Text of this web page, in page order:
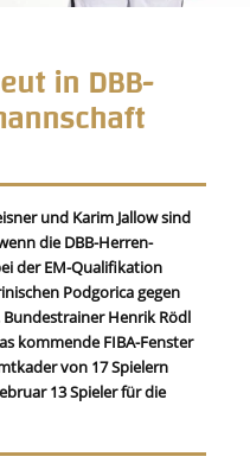
in DBB-
und Karim Jallow sind
die DBB-Herren-
der EM-Qualifikation
Podgorica gegen
Henrik Rödl
kommende FIBA-Fenster
von 17 Spielern
13 Spieler für die